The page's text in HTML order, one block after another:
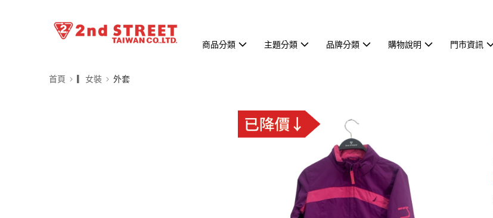
商品分類 主題分類 品牌分類 購物說明 門市資訊
首頁 ▎女裝 外套